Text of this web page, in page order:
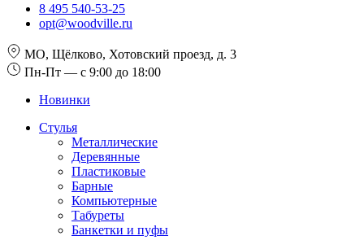
8 495 540-53-25
opt@woodville.ru
МО, Щёлково, Хотовский проезд, д. 3
Пн-Пт — с 9:00 до 18:00
Новинки
Стулья
Металлические
Деревянные
Пластиковые
Барные
Компьютерные
Табуреты
Банкетки и пуфы